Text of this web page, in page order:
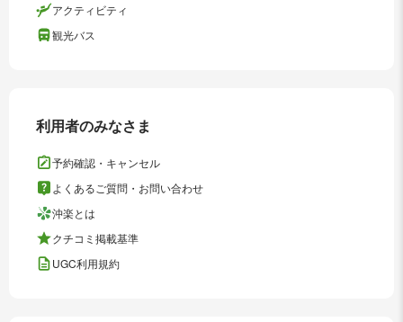
アクティビティ
観光バス
利用者のみなさま
予約確認・キャンセル
よくあるご質問・お問い合わせ
沖楽とは
クチコミ掲載基準
UGC利用規約